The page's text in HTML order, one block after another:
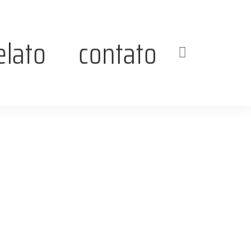
contato Search: